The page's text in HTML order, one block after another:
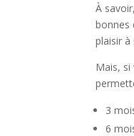
À
bonnes
plaisir
Mais,
3
6